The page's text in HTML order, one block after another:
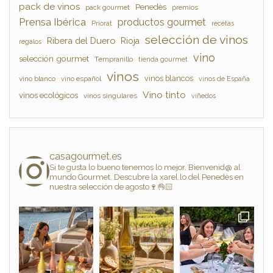
pack de vinos pack gourmet Penedès premios
Prensa Ibérica Priorat productos gourmet recetas
regalos Ribera del Duero Rioja selección de vinos
selección gourmet Tempranillo tienda gourmet vino
vino blanco vino español vinos vinos blancos vinos de España
vinos ecológicos vinos singulares Vino tinto viñedos
casagourmet.es
Si te gusta lo bueno tenemos lo mejor. Bienvenid@ al
mundo Gourmet. Descubre la xarel.lo del Penedès en
nuestra selección de agosto🍷👌🏻